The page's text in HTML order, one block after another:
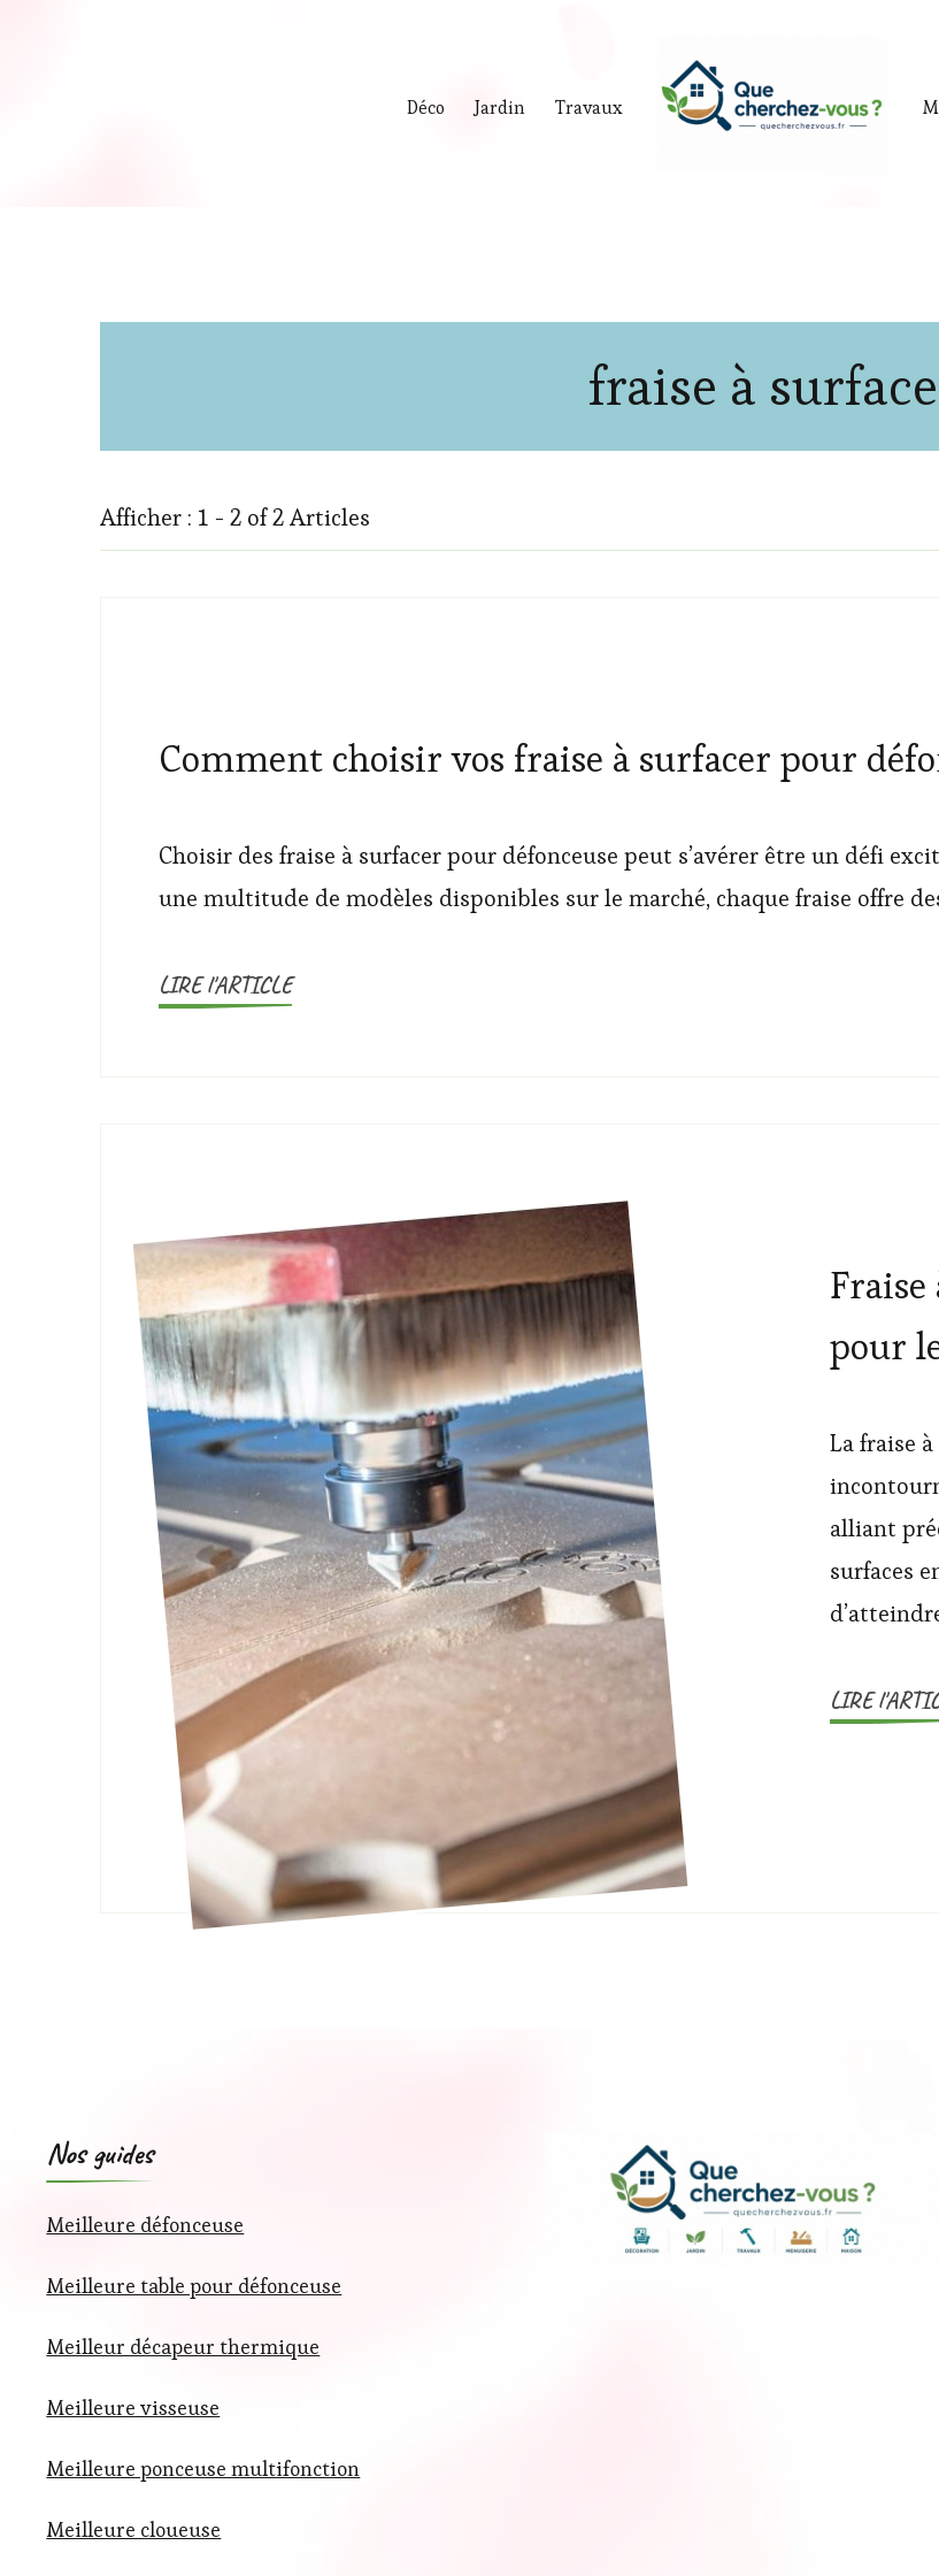
Déco Jardin Travaux
fraise à
Afficher : 1 - 2 of 2 Articles
Comment choisir vos fraise à surfacer pour
Choisir des fraise à surfacer pour défonceuse peut s’avérer être un défi
une multitude de modèles disponibles sur le marché, chaque fraise offre
LIRE l'ARTICLE
pour
La fraise
alliant
surfaces
LIRE
Nos guides
Meilleure défonceuse
Meilleure table pour défonceuse
Meilleur décapeur thermique
Meilleure visseuse
Meilleure ponceuse multifonction
Meilleure cloueuse